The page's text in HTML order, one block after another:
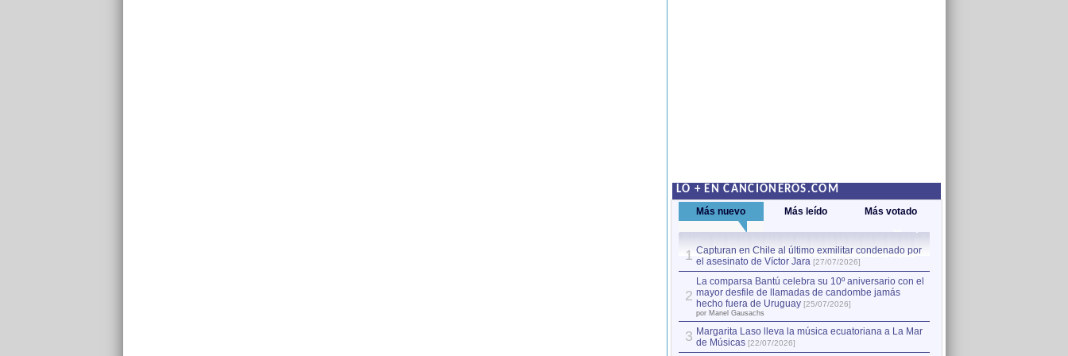
LO + EN CANCIONEROS.COM
Más nuevo Más leído Más votado
1 Capturan en Chile al último exmilitar condenado por
el asesinato de Víctor Jara [27/07/2026]
2
La comparsa Bantú celebra su 10º aniversario con el
mayor desfile de llamadas de candombe jamás
hecho fuera de Uruguay [25/07/2026]
por Manel Gausachs
3 Margarita Laso lleva la música ecuatoriana a La Mar
de Músicas [22/07/2026]